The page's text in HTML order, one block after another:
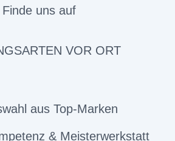
Finde uns auf
VOR ORT
aus Top-Marken
& Meisterwerkstatt